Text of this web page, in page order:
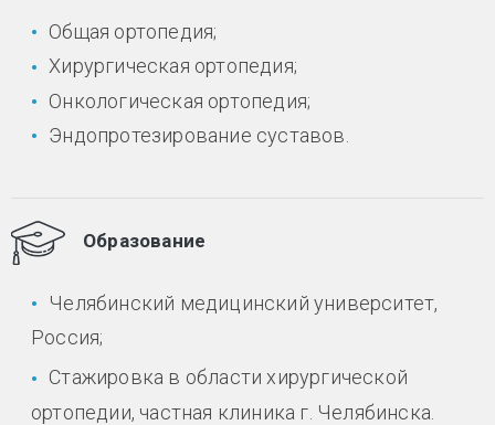
Общая ортопедия;
Хирургическая ортопедия;
Онкологическая ортопедия;
Эндопротезирование суставов.
Образование
Челябинский медицинский университет,
Россия;
Стажировка в области хирургической
ортопедии, частная клиника г. Челябинска.